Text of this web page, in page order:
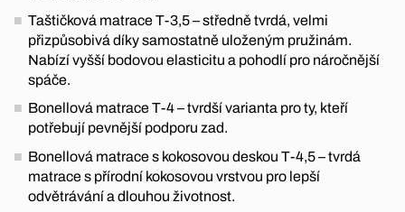
Taštičková matrace T-3,5 – středně tvrdá, velmi
přizpůsobivá díky samostatně uloženým pružinám.
Nabízí vyšší bodovou elasticitu a pohodlí pro náročnější
spáče.
Bonellová matrace T-4 – tvrdší varianta pro ty, kteří
potřebují pevnější podporu zad.
Bonellová matrace s kokosovou deskou T-4,5 – tvrdá
matrace s přírodní kokosovou vrstvou pro lepší
odvětrávání a dlouhou životnost.